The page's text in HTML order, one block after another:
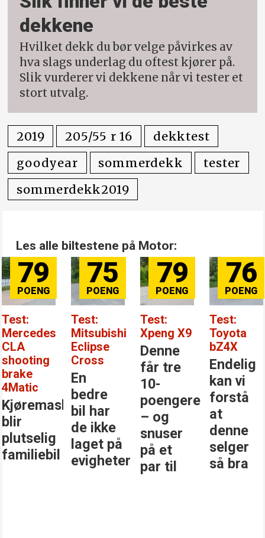
dekkene
Hvilket dekk du bør velge påvirkes av
hva slags underlag du oftest kjører på.
Slik vurderer vi dekkene når vi tester et
stort utvalg.
2019 205/55 r 16
dekktest
goodyear
sommerdekk
tester
sommerdekk2019
Les alle biltestene på Motor:
79
Test:
Mercedes
CLA
shooting
brake
4Matic
Kjøremaskinen
blir
plutselig
familiebil
75
Test:
Mitsubishi
Eclipse
Cross
En
bedre
bil har
de ikke
laget på
evigheter
79
Test:
Xpeng X9
Denne
får tre
10-
poengere
– og
snuser
på et
par til
76
Test:
Toyota
bZ4X
Endelig
kan vi
forstå
at
denne
selger
så bra